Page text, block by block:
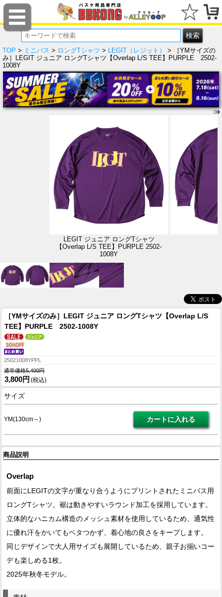
TOP > ミニバス > ロングTシャツ > LEGIT（レジット）
> ［YMサイズの
み］LEGIT ジュニア ロングTシャツ【Overlap L/S TEE】PURPLE 2502-
1008Y
LEGIT ジュニア ロングTシャツ
【Overlap L/S TEE】PURPLE 2502-
1008Y
［YMサイズのみ］LEGIT ジュニア ロングTシャツ【Overlap L/S
TEE】PURPLE 2502-1008Y
25021008YPPL
通常価格5,400円
3,800円 (税込)
サイズ
YM(130cm～)
商品説明
Overlap
前面にLEGITの文字が重なり合うようにプリントされたミニバス用
ロングTシャツ。裾は動きやすいラウンド加工を採用しています。
立体的なハニカム構造のメッシュ素材を使用しているため、通気性
に優れ汗をかいてもベタつかず、着心地の良さをキープします。
同じデザインで大人用サイズも展開しているため、親子お揃いコー
デも楽しめる1枚。
2025年秋冬モデル。